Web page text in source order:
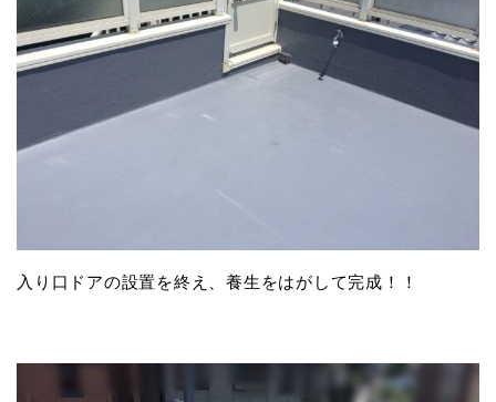
入り口ドアの設置を終え、養生をはがして完成！！